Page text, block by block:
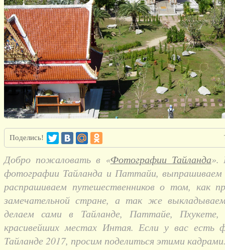
Поделись!
Добро пожаловать в «Фотографии Тайланда».
фотографии Тайланда и Паттайи, выпрашиваем
распрашиваем путешественников о том, как
замечательной стране, а так же
делаем сами в Тайланде, Паттайе,
красивейших местах Интая. Если у вас есть
Тайланде 2017, просим поделиться этими